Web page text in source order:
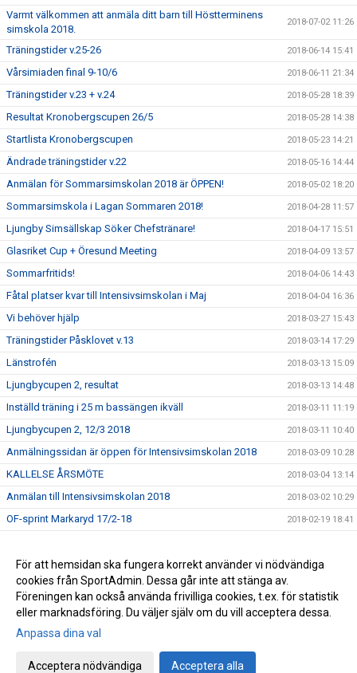
Varmt välkommen att anmäla ditt barn till Höstterminens
simskola 2018.
2018-07-02 11:26
Träningstider v.25-26 2018-06-14 15:41
Vårsimiaden final 9-10/6 2018-06-11 21:34
Träningstider v.23 + v.24 2018-05-28 18:39
Resultat Kronobergscupen 26/5 2018-05-28 14:38
Startlista Kronobergscupen 2018-05-23 14:21
Ändrade träningstider v.22 2018-05-16 14:44
Anmälan för Sommarsimskolan 2018 är ÖPPEN! 2018-05-02 18:20
Sommarsimskola i Lagan Sommaren 2018! 2018-04-28 11:57
Ljungby Simsällskap Söker Chefstränare! 2018-04-17 15:51
Glasriket Cup + Öresund Meeting 2018-04-09 13:57
Sommarfritids! 2018-04-06 14:43
Fåtal platser kvar till Intensivsimskolan i Maj 2018-04-04 16:36
Vi behöver hjälp 2018-03-27 15:43
Träningstider Påsklovet v.13 2018-03-14 17:29
Länstrofén 2018-03-13 15:09
Ljungbycupen 2, resultat 2018-03-13 14:48
Inställd träning i 25 m bassängen ikväll 2018-03-11 11:19
Ljungbycupen 2, 12/3 2018 2018-03-11 10:40
Anmälningssidan är öppen för Intensivsimskolan 2018 2018-03-09 10:28
KALLELSE ÅRSMÖTE 2018-03-04 13:14
Anmälan till Intensivsimskolan 2018 2018-03-02 10:29
OF-sprint Markaryd 17/2-18 2018-02-19 18:41
Resultat Ljungbycupen 12/2 2018-02-13 14:47
Länktips simutrustning - Bra!! 2017-09-08 13:31
Gå till Webbversion
För att hemsidan ska fungera korrekt använder vi nödvändiga
cookies från SportAdmin. Dessa går inte att stänga av.
Föreningen kan också använda frivilliga cookies, t.ex. för statistik
eller marknadsföring. Du väljer själv om du vill acceptera dessa.
Anpassa dina val
Acceptera nödvändiga Acceptera alla